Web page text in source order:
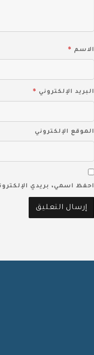
الاسم *
البريد الإلكتروني *
الموقع الإلكتروني
احفظ اسمي، بريدي